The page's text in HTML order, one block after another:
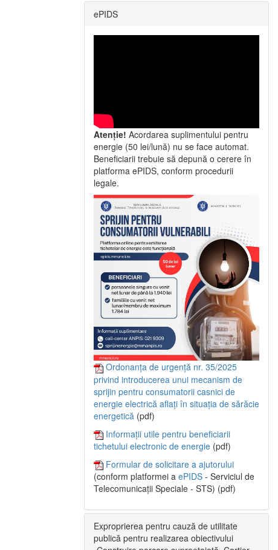
ePIDS
Atenție! Acordarea suplimentului pentru
energie (50 lei/lună) nu se face automat.
Beneficiarii trebuie să depună o cerere în
platforma ePIDS, conform procedurii
legale.
Ordonanța de urgență nr. 35/2025
privind introducerea unui mecanism de
sprijin pentru consumatorii casnici de
energie electrică aflați în situația de sărăcie
energetică (pdf)
Informații utile pentru beneficiarii
tichetului electronic de energie (pdf)
Formular de solicitare a ajutorului
(conform platformei a ePIDS - Serviciul de
Telecomunicații Speciale - STS) (pdf)
Exproprierea pentru cauză de utilitate
publică pentru realizarea obiectivului